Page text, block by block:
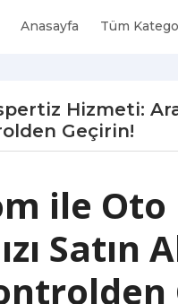
Anasayfa Tüm
Hizmeti:
Geçirin!
ile Oto
Satın